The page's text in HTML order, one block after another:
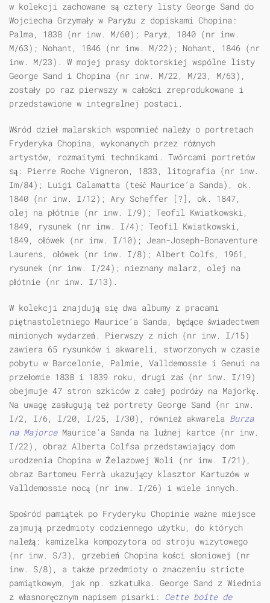
w kolekcji zachowane są cztery listy George Sand do
Wojciecha Grzymały w Paryżu z dopiskami Chopina:
Palma, 1838 (nr inw. M/60); Paryż, 1840 (nr inw.
M/63); Nohant, 1846 (nr inw. M/22); Nohant, 1846 (nr
inw. M/23). W mojej prasy doktorskiej wspólne listy
George Sand i Chopina (nr inw. M/22, M/23, M/63),
zostały po raz pierwszy w całości zreprodukowane i
przedstawione w integralnej postaci.
Wśród dzieł malarskich wspomnieć należy o portretach
Fryderyka Chopina, wykonanych przez różnych
artystów, rozmaitymi technikami. Twórcami portretów
są: Pierre Roche Vigneron, 1833, litografia (nr inw.
Im/84); Luigi Calamatta (teść Maurice’a Sanda), ok.
1840 (nr inw. I/12); Ary Scheffer [?], ok. 1847,
olej na płótnie (nr inw. I/9); Teofil Kwiatkowski,
1849, rysunek (nr inw. I/4); Teofil Kwiatkowski,
1849, ołówek (nr inw. I/10); Jean-Joseph-Bonaventure
Laurens, ołówek (nr inw. I/8); Albert Colfs, 1961,
rysunek (nr inw. I/24); nieznany malarz, olej na
płótnie (nr inw. I/13).
W kolekcji znajdują się dwa albumy z pracami
piętnastoletniego Maurice’a Sanda, będące świadectwem
minionych wydarzeń. Pierwszy z nich (nr inw. I/15)
zawiera 65 rysunków i akwareli, stworzonych w czasie
pobytu w Barcelonie, Palmie, Valldemossie i Genui na
przełomie 1838 i 1839 roku, drugi zaś (nr inw. I/19)
obejmuje 47 stron szkiców z całej podróży na Majorkę.
Na uwagę zasługują też portrety George Sand (nr inw.
I/2, I/6, I/20, I/25, I/30), również akwarela Burza
na MajorceMaurice’a Sanda na luźnej kartce (nr inw.
I/22), obraz Alberta Colfsa przedstawiający dom
urodzenia Chopina w Żelazowej Woli (nr inw. I/21),
obraz Bartomeu Ferrà ukazujący klasztor Kartuzów w
Valldemossie nocą (nr inw. I/26) i wiele innych.
Spośród pamiątek po Fryderyku Chopinie ważne miejsce
zajmują przedmioty codziennego użytku, do których
należą: kamizelka kompozytora od stroju wizytowego
(nr inw. S/3), grzebień Chopina kości słoniowej (nr
inw. S/8), a także przedmioty o znaczeniu stricte
pamiątkowym, jak np. szkatułka. George Sand z Wiednia
z własnoręcznym napisem pisarki: Cette boîte de